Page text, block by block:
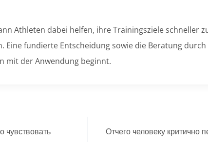
Athleten dabei helfen, ihre Trainingsziele schneller
Eine fundierte Entscheidung sowie die Beratung durch
mit der Anwendung beginnt.
чувствовать
Отчего человеку критично